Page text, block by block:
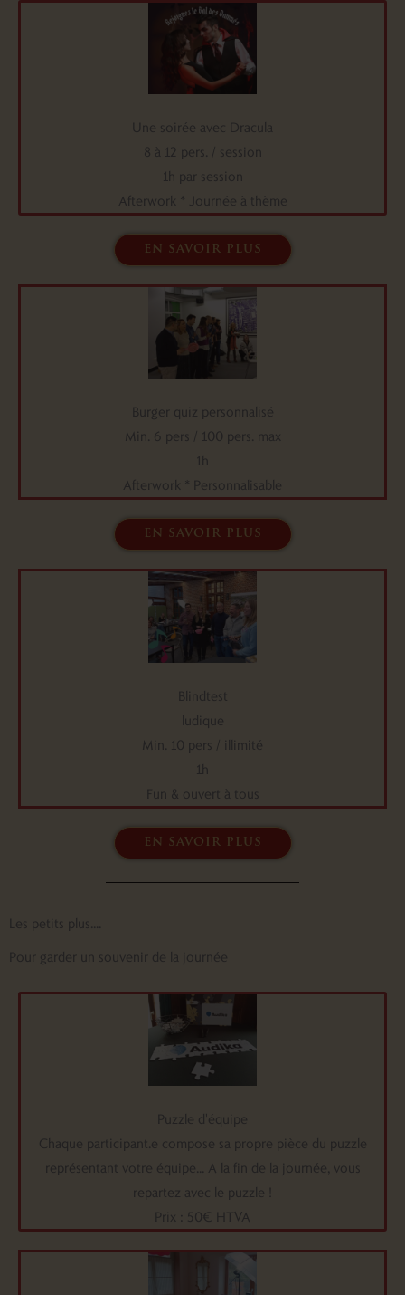
Une soirée avec Dracula
8 à 12 pers. / session
1h par session
Afterwork * Journée à thème
en savoir plus
Burger quiz personnalisé
Min. 6 pers / 100 pers. max
1h
Afterwork * Personnalisable
en savoir plus
Blindtest
ludique
Min. 10 pers / illimité
1h
Fun & ouvert à tous
en savoir plus
Les petits plus....
Pour garder un souvenir de la journée
Puzzle d'équipe
Chaque participant.e compose sa propre pièce du puzzle
représentant votre équipe... A la fin de la journée, vous
repartez avec le puzzle !
Prix : 50€ HTVA